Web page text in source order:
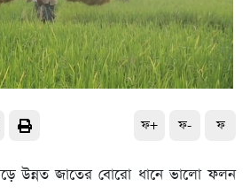
ফ+ ফ- ফ
উন্নত জাতের বোরো ধানে ভালো ফলন